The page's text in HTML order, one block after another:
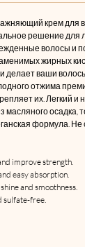
крем для
решение для
волосы и
жирных
делает ваши
отжима
их. Легкий
масляного осадка,
формула.
improve strength.
easy absorption.
and smoothness.
sulfate-free.